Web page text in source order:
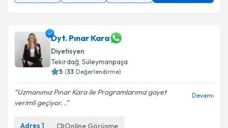
Dyt. Pınar Kara
Diyetisyen
Tekirdağ, Süleymanpaşa
5 (33 Değerlendirme)
Uzmanımız Pınar Kara ile Programlarımız gayet
verimli geçiyor. .
Devamı
Adres 1 Online Görüşme